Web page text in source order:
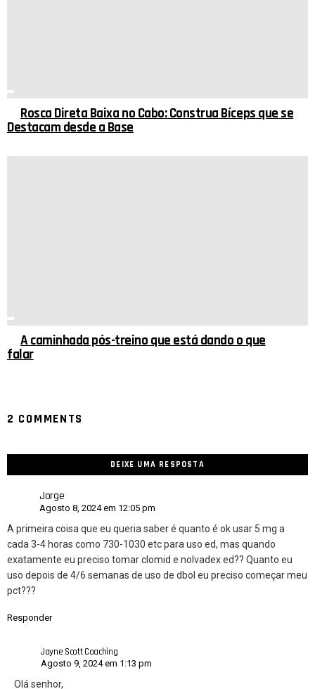
Rosca Direta Baixa no Cabo: Construa Bíceps que se
Destacam desde a Base
A caminhada pós-treino que está dando o que
falar
2 COMMENTS
DEIXE UMA RESPOSTA
Jorge
Agosto 8, 2024 em 12:05 pm
A primeira coisa que eu queria saber é quanto é ok usar 5 mg a
cada 3-4 horas como 730-1030 etc para uso ed, mas quando
exatamente eu preciso tomar clomid e nolvadex ed?? Quanto eu
uso depois de 4/6 semanas de uso de dbol eu preciso começar meu
pct???
Responder
Jayne Scott Coaching
Agosto 9, 2024 em 1:13 pm
Olá senhor,